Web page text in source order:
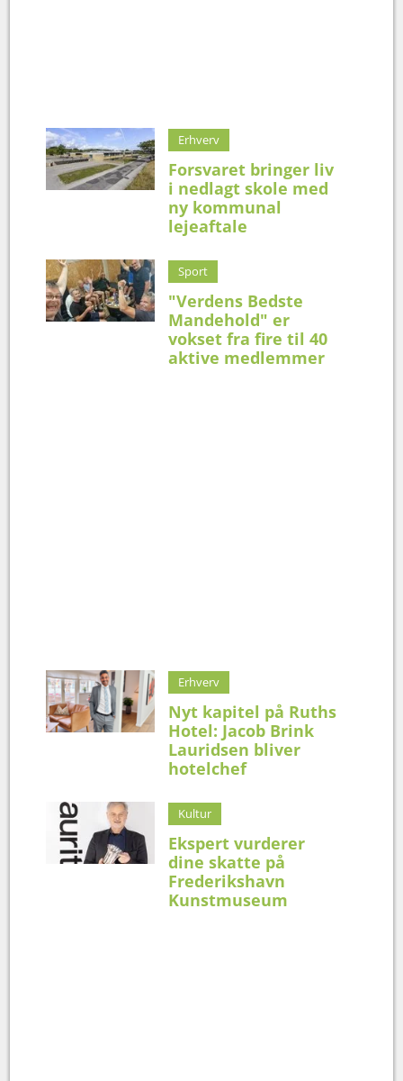
Erhverv
Forsvaret bringer liv
i nedlagt skole med
ny kommunal
lejeaftale
Sport
"Verdens Bedste
Mandehold" er
vokset fra fire til 40
aktive medlemmer
Erhverv
Nyt kapitel på Ruths
Hotel: Jacob Brink
Lauridsen bliver
hotelchef
Kultur
Ekspert vurderer
dine skatte på
Frederikshavn
Kunstmuseum